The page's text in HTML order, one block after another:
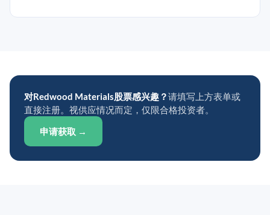
对Redwood Materials股票感兴趣？请填写上方表单或
直接注册。视供应情况而定，仅限合格投资者。
申请获取 →